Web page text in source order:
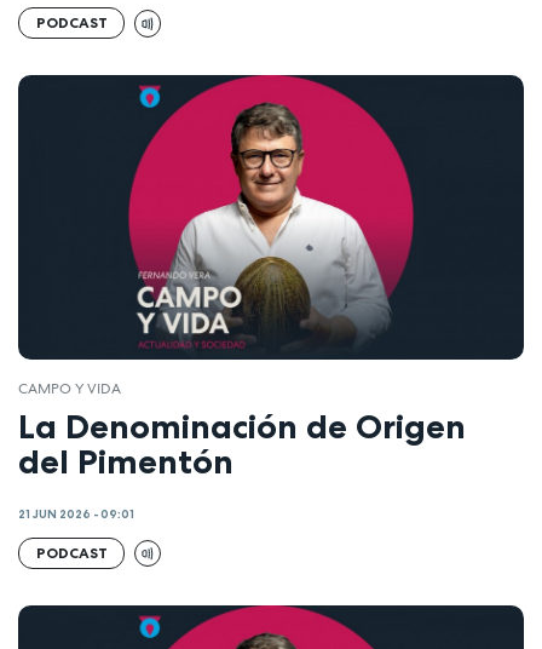
PODCAST
CAMPO Y VIDA
La Denominación de Origen
del Pimentón
21 JUN 2026 - 09:01
PODCAST